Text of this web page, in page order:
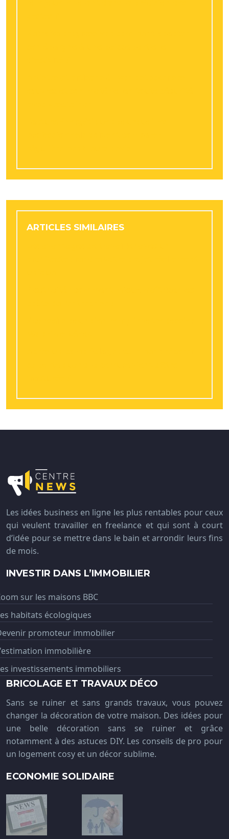
ARTICLES SIMILAIRES
Les idées business en ligne les plus rentables pour ceux
qui veulent travailler en freelance et qui sont à court
d’idée pour se mettre dans le bain et arrondir leurs fins
de mois.
INVESTIR DANS L’IMMOBILIER
sur les maisons BBC
habitats écologiques
promoteur immobilier
immobilière
investissements immobiliers
BRICOLAGE ET TRAVAUX DÉCO
Sans se ruiner et sans grands travaux, vous pouvez
changer la décoration de votre maison. Des idées pour
une belle décoration sans se ruiner et grâce
notamment à des astuces DIY. Les conseils de pro pour
un logement cosy et un décor sublime.
ECONOMIE SOLIDAIRE